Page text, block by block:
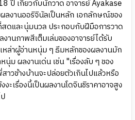
ปี เกี่ยวกับนักวาด อาจารย์ Ayakase
ลงานออริจินัลเป็นหลัก เอกลักษณ์ของ
สดและนุ่มนวล ประกอบกับฝีมือการวาด
งานภาพสีเต็มเล่มของอาจารย์ได้รับ
หล่าผู้อ่านหนุ่ม ๆ ธีมหลักของผลงานมัก
นุ่ม ผลงานเด่น เช่น "เรื่องลับ ๆ ของ
วข้างบ้านจะปล่อยตัวเกินไปแล้วหรือ
งะเรื่องนี้เป็นผลงานโดจินชิราคาอาจสูง